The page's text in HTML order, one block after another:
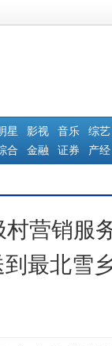
星 影视 音乐
综艺
合 金融 证券 产经
营销服
到最北雪